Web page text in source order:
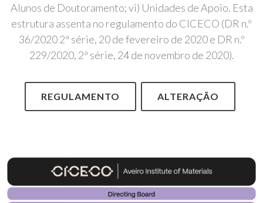
Alunos de Doutoramento; vi) Unidades de Apoio. Esta
estrutura assenta no regulamento do CICECO (DR n.º
36/2020 2ª série, 20 de fevereiro de 2020 e DR n.º
229/2020, 2ª série, 24 de novembro de 2020).
REGULAMENTO ALTERAÇÃO